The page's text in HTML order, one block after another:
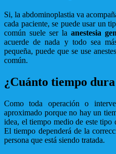
Si, la abdominoplastia va
cada paciente, se puede usar un
común suele ser la anestesia
acuerde de nada y todo sea
pequeña, puede que se use
común.
¿Cuánto tiempo
Como toda operación o
aproximado porque no hay un
idea, el tiempo medio de este tipo
El tiempo dependerá de la
persona que está siendo tratada.